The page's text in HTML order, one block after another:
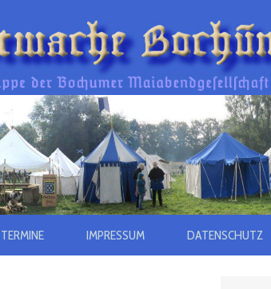
TERMINE IMPRESSUM DATENSCHUTZ